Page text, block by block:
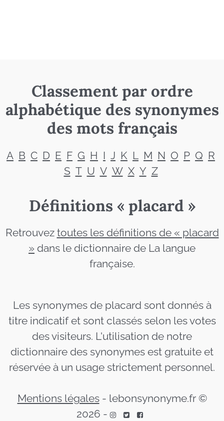
Classement par ordre
alphabétique des synonymes
des mots français
A B C D E F G H I J K L M N O P Q R
S T U V W X Y Z
Définitions « placard »
Retrouvez toutes les définitions de « placard
» dans le dictionnaire de La langue
française.
Les synonymes de placard sont donnés à
titre indicatif et sont classés selon les votes
des visiteurs. L'utilisation de notre
dictionnaire des synonymes est gratuite et
réservée à un usage strictement personnel.
Mentions légales- lebonsynonyme.fr ©
2026 -